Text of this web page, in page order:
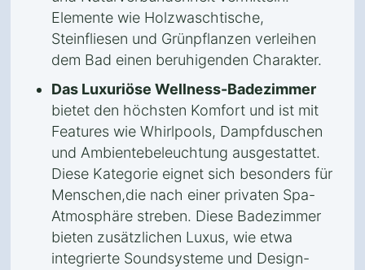
Elemente wie Holzwaschtische,
Steinfliesen und Grünpflanzen verleihen
dem Bad einen beruhigenden Charakter.
Das Luxuriöse Wellness-Badezimmer
bietet den höchsten Komfort und ist mit
Features wie Whirlpools, Dampfduschen
und Ambientebeleuchtung ausgestattet.
Diese Kategorie eignet sich besonders für
Menschen,die nach einer privaten Spa-
Atmosphäre streben. Diese Badezimmer
bieten zusätzlichen Luxus, wie etwa
integrierte Soundsysteme und Design-